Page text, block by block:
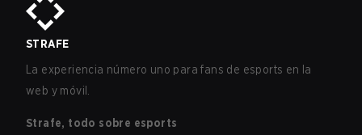
STRAFE
La experiencia número uno para fans de esports en la
web y móvil.
Strafe, todo sobre esports